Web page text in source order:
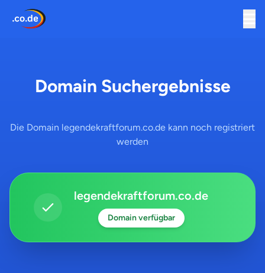
Domain Suchergebnisse
Die Domain legendekraftforum.co.de kann noch registriert
werden
legendekraftforum.co.de
Domain verfügbar